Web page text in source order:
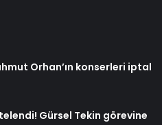
Orhan’ın konserleri iptal
Gürsel Tekin görevine